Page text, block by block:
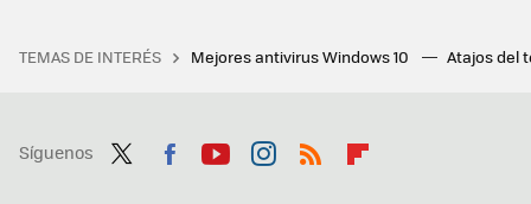
TEMAS DE INTERÉS Mejores antivirus Windows 10 Atajos del
Síguenos